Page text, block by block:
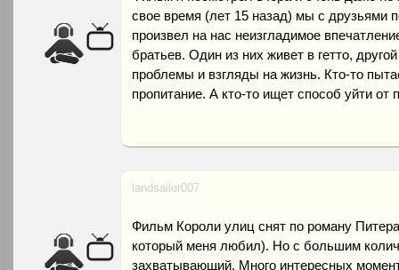
свое время (лет 15 назад) мы с друзьями
произвел на нас неизгладимое
братьев. Один из них живет в гетто,
проблемы и взгляды на жизнь. Кто-то
пропитание. А кто-то ищет способ уйти от
landsailor007
Фильм Короли улиц снят по роману
который меня любил). Но с большим
захватывающий. Много интересных